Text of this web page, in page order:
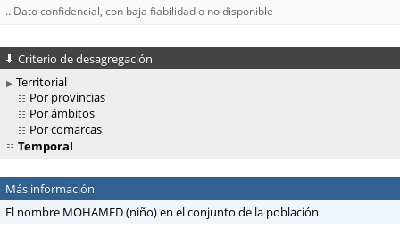
.. Dato confidencial, con baja fiabilidad o no disponible
Criterio de desagregación
Territorial
Por provincias
Por ámbitos
Por comarcas
Temporal
Más información
El nombre MOHAMED (niño) en el conjunto de la población